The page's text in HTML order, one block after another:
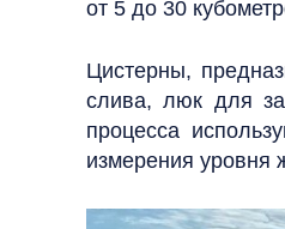
от 5 до 30
Цистерны,
слива, люк для
процесса
измерения уровня